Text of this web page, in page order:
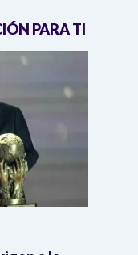
PARA TI